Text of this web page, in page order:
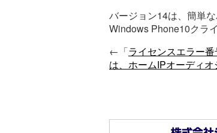
バージョン14は、簡単
Windows Phone10クライ
←「ライセンスエラー
は、ホームIPオーディ